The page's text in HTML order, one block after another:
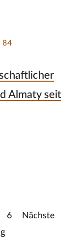
84
Almaty seit
6 Nächste